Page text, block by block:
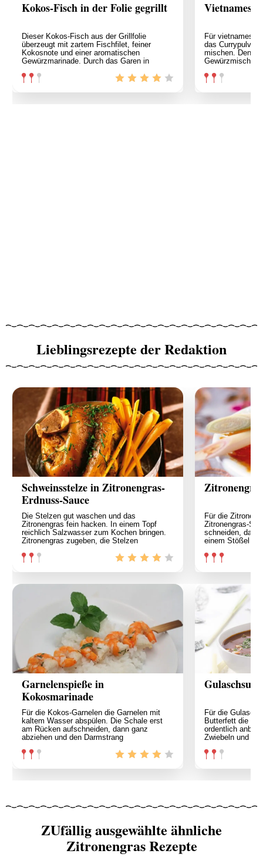
Kokos-Fisch in der Folie gegrillt
Dieser Kokos-Fisch aus der Grillfolie
überzeugt mit zartem Fischfilet, feiner
Kokosnote und einer aromatischen
Gewürzmarinade. Durch das Garen in
Für
das Currypulver
mischen. Den
Gewürzmischung
Lieblingsrezepte der Redaktion
Schweinsstelze in Zitronengras-
Erdnuss-Sauce
Die Stelzen gut waschen und das
Zitronengras fein hacken. In einem Topf
reichlich Salzwasser zum Kochen bringen.
Zitronengras zugeben, die Stelzen
Für die
Zitronengras-
schneiden,
einem Stößel
Garnelenspieße in
Kokosmarinade
Für die Kokos-Garnelen die Garnelen mit
kaltem Wasser abspülen. Die Schale erst
am Rücken aufschneiden, dann ganz
abziehen und den Darmstrang
Für die
Butterfett die
ordentlich
Zwiebeln und die
ZUfällig ausgewählte ähnliche
Zitronengras Rezepte